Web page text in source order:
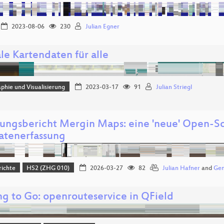
2023-08-06 230 Julian Egner
Kartendaten für alle
und Visualisierung 2023-03-17 91 Julian Striegl
Mergin Maps: eine 'neue' Open-
HS2 (ZHG 010) 2026-03-27 82 Julian Hafnerand
to Go: openrouteservice in QField